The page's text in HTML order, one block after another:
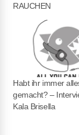
RAUCHEN
Habt ihr immer
gemacht? –
Kala Brisella